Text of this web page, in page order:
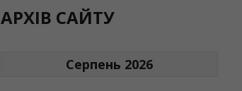
АРХІВ САЙТУ
Серпень 2026